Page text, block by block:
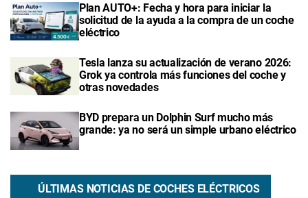
Plan AUTO+: Fecha y hora para iniciar la
solicitud de la ayuda a la compra de un coche
eléctrico
Tesla lanza su actualización de verano 2026:
Grok ya controla más funciones del coche y
otras novedades
BYD prepara un Dolphin Surf mucho más
grande: ya no será un simple urbano eléctrico
ÚLTIMAS NOTICIAS DE COCHES ELÉCTRICOS